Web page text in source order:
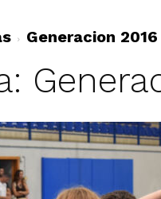
Generacion 2016